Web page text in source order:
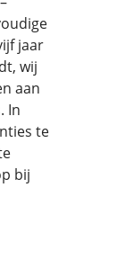
jaar
wij
aan
In
te
bij